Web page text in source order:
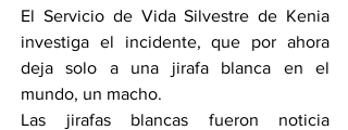
El Servicio de Vida Silvestre de Kenia
investiga el incidente, que por ahora
deja solo a una jirafa blanca en el
mundo, un macho.
Las jirafas blancas fueron noticia